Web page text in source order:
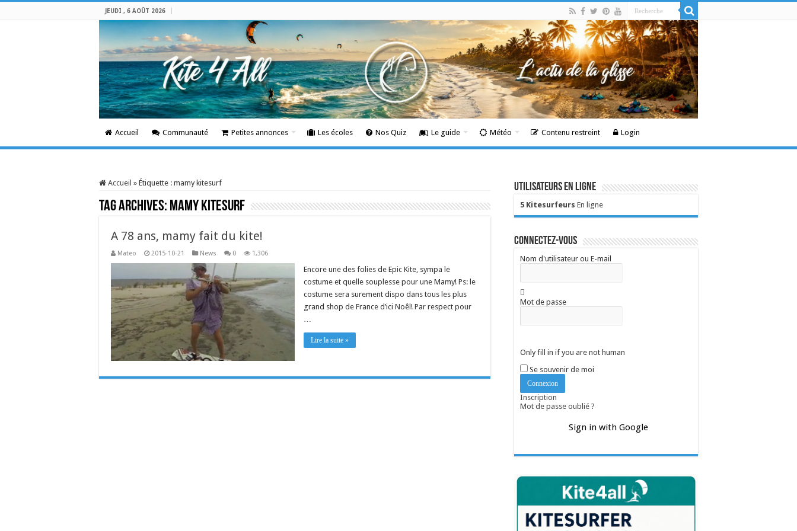
JEUDI , 6 AOÛT 2026
Accueil Communauté Petites annonces Les écoles Nos Quiz Le guide Météo Contenu restreint Login
Accueil » Étiquette : mamy kitesurf
Tag Archives: mamy kitesurf
A 78 ans, mamy fait du kite!
Mateo 2015-10-21 News 0 1,306
Encore une des folies de Epic Kite, sympa le
costume et quelle souplesse pour une Mamy! Ps: le
costume sera surement dispo dans tous les plus
grand shop de France d’ici Noêl! Par respect pour
…
Lire la suite »
Utilisateurs en ligne
5 Kitesurfeurs En ligne
Connectez-vous
Nom d'utilisateur ou E-mail
Mot de passe
Only fill in if you are not human
Se souvenir de moi
Inscription
Mot de passe oublié ?
Sign in with Google